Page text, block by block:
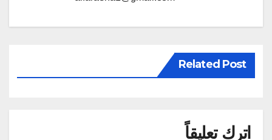
Related Post
اترك تعليقاً